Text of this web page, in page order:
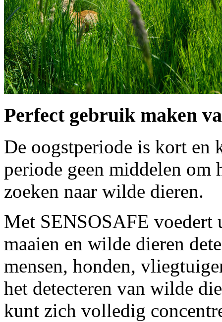
Perfect gebruik maken
De oogstperiode is kort en
periode geen middelen om
zoeken naar wilde dieren.
Met SENSOSAFE voedert
maaien en wilde dieren
mensen, honden,
het detecteren van wilde
kunt zich volledig